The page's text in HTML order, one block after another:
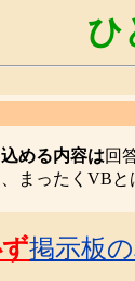
ひ
める内容は回
まったくVB
掲示板